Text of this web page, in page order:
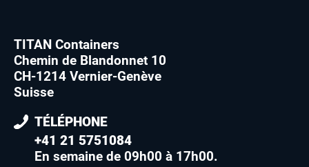
TITAN Containers
Chemin de Blandonnet 10
CH-1214 Vernier-Genève
Suisse
TÉLÉPHONE
+41 21 5751084
En semaine de 09h00 à 17h00.